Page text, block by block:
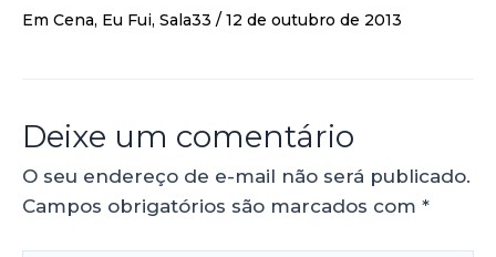
Em Cena, Eu Fui, Sala33 / 12 de outubro de 2013
Deixe um comentário
O seu endereço de e-mail não será publicado.
Campos obrigatórios são marcados com *